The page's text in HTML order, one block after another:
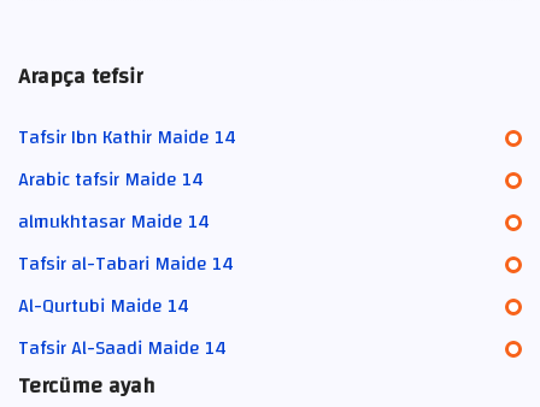
Arapça tefsir
Tafsir Ibn Kathir Maide 14
Arabic tafsir Maide 14
almukhtasar Maide 14
Tafsir al-Tabari Maide 14
Al-Qurtubi Maide 14
Tafsir Al-Saadi Maide 14
Tercüme ayah